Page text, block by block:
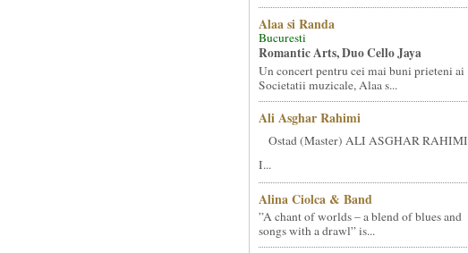
Alaa si Randa
Bucuresti
Romantic Arts, Duo Cello Jaya
Un concert pentru cei mai buni prieteni ai
Societatii muzicale, Alaa s...
Ali Asghar Rahimi
Ostad (Master) ALI ASGHAR RAHIMI
I...
Alina Ciolca & Band
”A chant of worlds – a blend of blues and
songs with a drawl” is...